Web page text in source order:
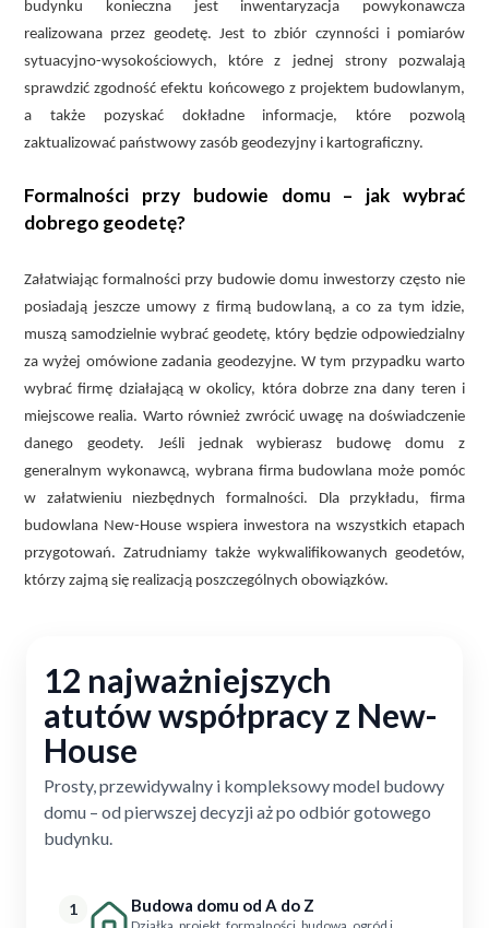
budynku konieczna jest inwentaryzacja powykonawcza
realizowana przez geodetę. Jest to zbiór czynności i pomiarów
sytuacyjno-wysokościowych, które z jednej strony pozwalają
sprawdzić zgodność efektu końcowego z projektem budowlanym,
a także pozyskać dokładne informacje, które pozwolą
zaktualizować państwowy zasób geodezyjny i kartograficzny.
Formalności przy budowie domu – jak wybrać
dobrego geodetę?
Załatwiając formalności przy budowie domu inwestorzy często nie
posiadają jeszcze umowy z firmą budowlaną, a co za tym idzie,
muszą samodzielnie wybrać geodetę, który będzie odpowiedzialny
za wyżej omówione zadania geodezyjne. W tym przypadku warto
wybrać firmę działającą w okolicy, która dobrze zna dany teren i
miejscowe realia. Warto również zwrócić uwagę na doświadczenie
danego geodety. Jeśli jednak wybierasz budowę domu z
generalnym wykonawcą, wybrana firma budowlana może pomóc
w załatwieniu niezbędnych formalności. Dla przykładu, firma
budowlana New-House wspiera inwestora na wszystkich etapach
przygotowań. Zatrudniamy także wykwalifikowanych geodetów,
którzy zajmą się realizacją poszczególnych obowiązków.
12 najważniejszych
atutów współpracy z New-
House
Prosty, przewidywalny i kompleksowy model budowy
domu – od pierwszej decyzji aż po odbiór gotowego
budynku.
1 Budowa domu od A do Z